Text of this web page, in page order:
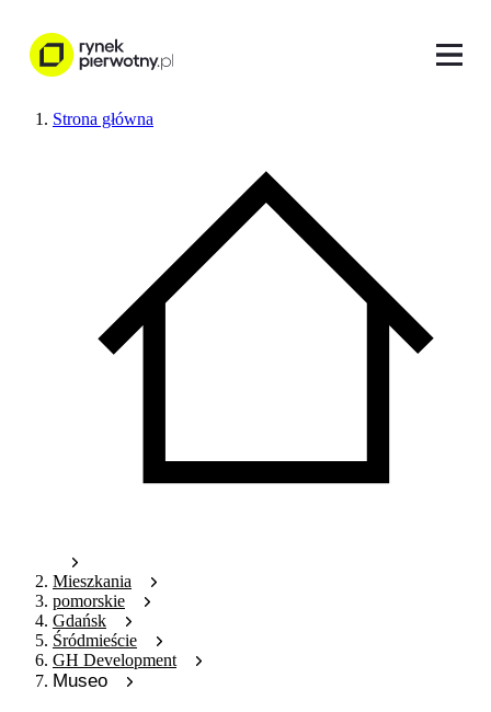
Strona główna
Mieszkania
pomorskie
Gdańsk
Śródmieście
GH Development
Museo